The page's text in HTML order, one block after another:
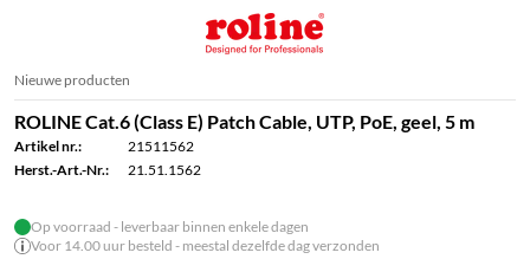
Nieuwe producten
ROLINE Cat.6 (Class E) Patch Cable, UTP, PoE, geel, 5 m
Artikel nr.:
21511562
Herst.-Art.-Nr.:
21.51.1562
Op voorraad - leverbaar binnen enkele dagen
Voor 14.00 uur besteld - meestal dezelfde dag verzonden